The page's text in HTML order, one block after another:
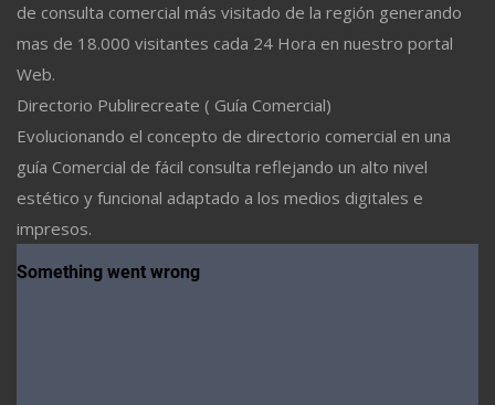
de consulta comercial más visitado de la región generando
mas de 18.000 visitantes cada 24 Hora en nuestro portal
Web.
Directorio Publirecreate ( Guía Comercial)
Evolucionando el concepto de directorio comercial en una
guía Comercial de fácil consulta reflejando un alto nivel
estético y funcional adaptado a los medios digitales e
impresos.